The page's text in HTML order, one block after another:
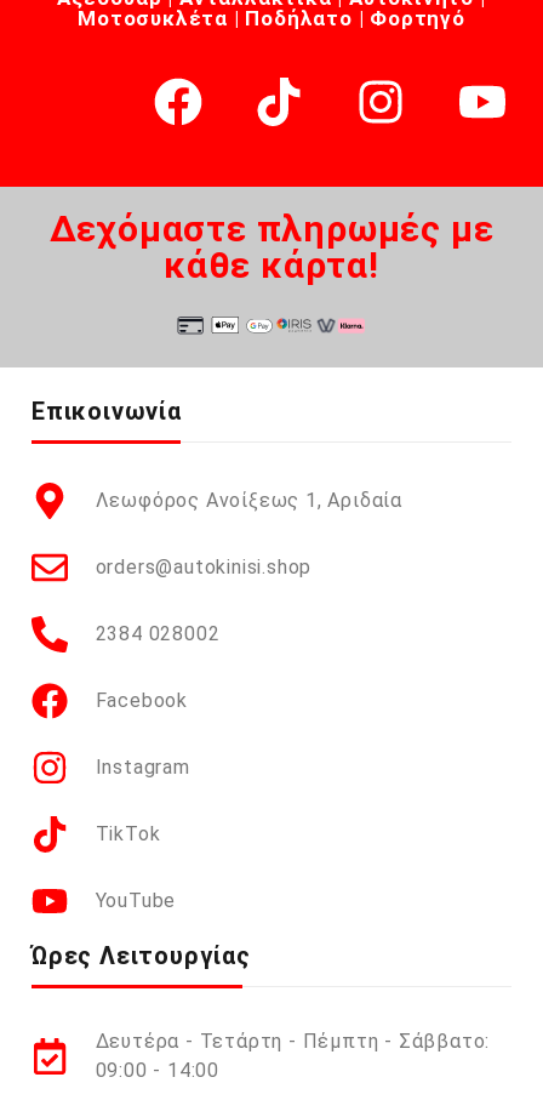
Μοτοσυκλέτα | Ποδήλατο | Φορτηγό
Δεχόμαστε πληρωμές με
κάθε κάρτα!
Επικοινωνία
Λεωφόρος Ανοίξεως 1, Αριδαία
orders@autokinisi.shop
2384 028002
Facebook
Instagram
TikTok
YouTube
Ώρες Λειτουργίας
Δευτέρα - Τετάρτη - Πέμπτη - Σάββατο:
09:00 - 14:00